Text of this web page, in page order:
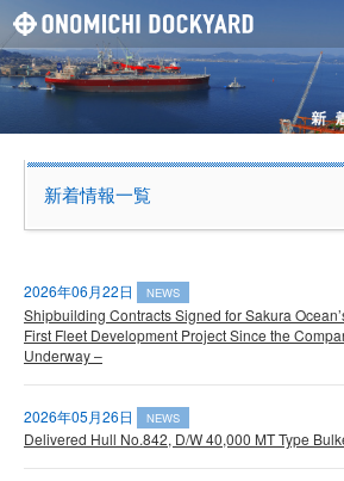
新着情報一覧
2026年06月22日 NEWS
Shipbuilding Contracts Signed for Sakura
First Fleet Development Project Since the
Underway –
2026年05月26日 NEWS
Delivered Hull No.842, D/W 40,000 MT Type